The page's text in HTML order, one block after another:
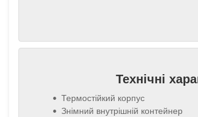
Технічні
Термостійкий корпус
Знімний внутрішній контейнер